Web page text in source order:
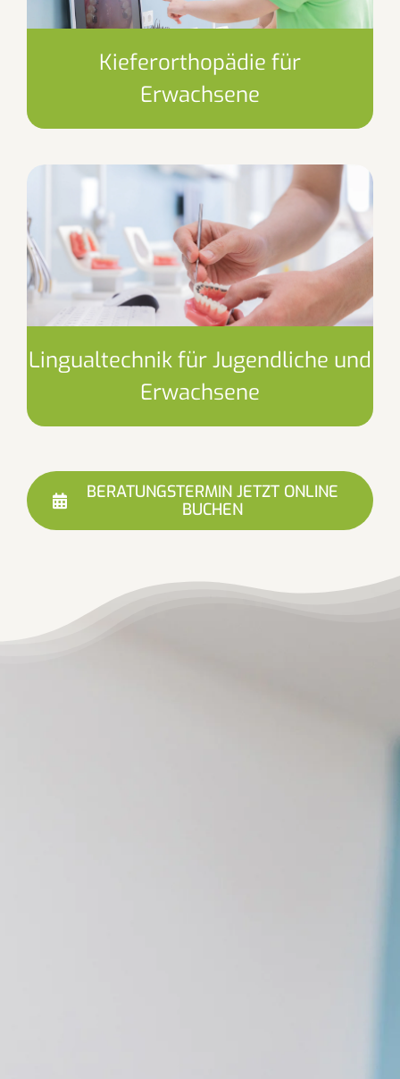
Kieferorthopädie für
Erwachsene
Lingualtechnik für Jugendliche und
Erwachsene
BERATUNGSTERMIN JETZT ONLINE
BUCHEN